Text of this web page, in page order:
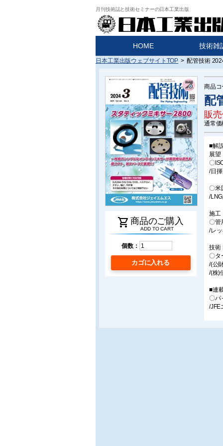
月刊技術誌と技術セミナーの日本工業出版
HOME 技術雑
日本工業出版ウェブサイトTOP > 配管技術
shopping_cart 商品のご購入
ADD TO CART
個数：
カゴに入れる
商品コ
配
販
通常価
■解
展望
〇
/日
〇米
/
施工
〇管
/レ
技術
〇タ
/(公
/(株)
■連
〇パ
/JFE